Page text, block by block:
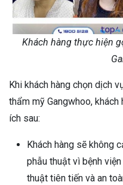
Khách hàng thực hiện
Khi khách hàng chọn dịch
thẩm mỹ Gangwhoo,
ích sau:
Khách hàng sẽ không
phẫu thuật vì bệnh
thuật tiên tiến và an